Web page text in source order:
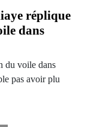
réplique
dans
du voile dans
pas avoir plu